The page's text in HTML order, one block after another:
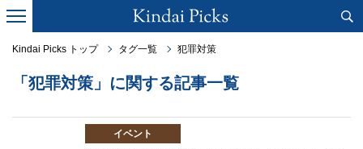
Kindai Picks トップ タグ一覧 犯罪対策
「犯罪対策」に関する記事一覧
イベント